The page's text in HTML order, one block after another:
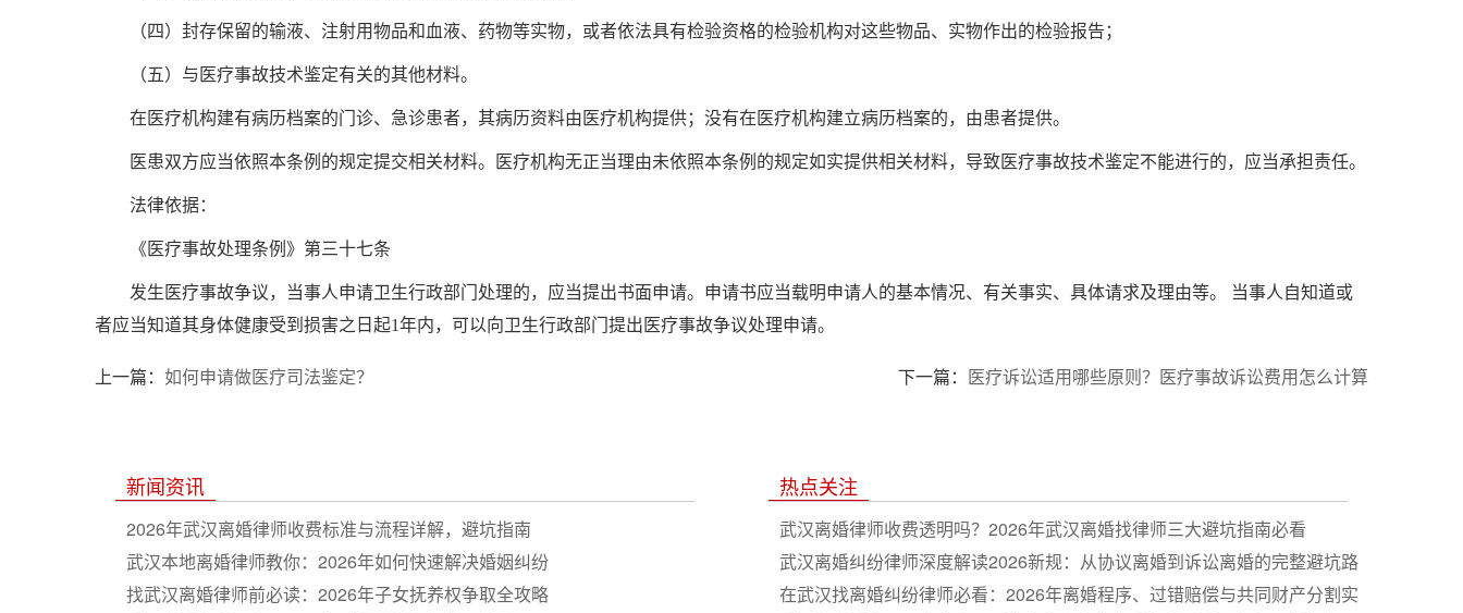
（四）封存保留的输液、注射用物品和血液、药物等实物，或者依法具有检验资格的检验机构对这些物品、实物作出的检验报告；
（五）与医疗事故技术鉴定有关的其他材料。
在医疗机构建有病历档案的门诊、急诊患者，其病历资料由医疗机构提供；没有在医疗机构建立病历档案的，由患者提供。
医患双方应当依照本条例的规定提交相关材料。医疗机构无正当理由未依照本条例的规定如实提供相关材料，导致医疗事故技术鉴定不能进行的，应当承担责任。
法律依据：
《医疗事故处理条例》第三十七条
发生医疗事故争议，当事人申请卫生行政部门处理的，应当提出书面申请。申请书应当载明申请人的基本情况、有关事实、具体请求及理由等。 当事人自知道或
者应当知道其身体健康受到损害之日起1年内，可以向卫生行政部门提出医疗事故争议处理申请。
上一篇： 如何申请做医疗司法鉴定？ 医疗诉讼适用哪些原则？医疗事故诉讼费用怎么计算
下一篇：
新闻资讯
2026年武汉离婚律师收费标准与流程详解，避坑指南
武汉本地离婚律师教你：2026年如何快速解决婚姻纠纷
找武汉离婚律师前必读：2026年子女抚养权争取全攻略
热点关注
武汉离婚律师收费透明吗？2026年武汉离婚找律师三大避坑指南必看
武汉离婚纠纷律师深度解读2026新规：从协议离婚到诉讼离婚的完整避坑路
径
在武汉找离婚纠纷律师必看：2026年离婚程序、过错赔偿与共同财产分割实